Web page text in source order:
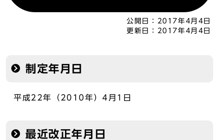
公開日：
2017年4月4日
更新日：
2017年4月4日
制定年月日
平成22年（2010年）4月1日
最近改正年月日